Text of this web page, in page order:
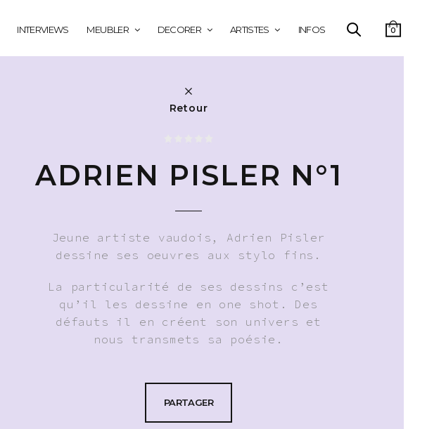
INTERVIEWS MEUBLER DECORER ARTISTES INFOS 0
Retour
ADRIEN PISLER N°1
Jeune artiste vaudois, Adrien Pisler
dessine ses oeuvres aux stylo fins.
La particularité de ses dessins c’est
qu’il les dessine en one shot. Des
défauts il en créent son univers et
nous transmets sa poésie.
PARTAGER